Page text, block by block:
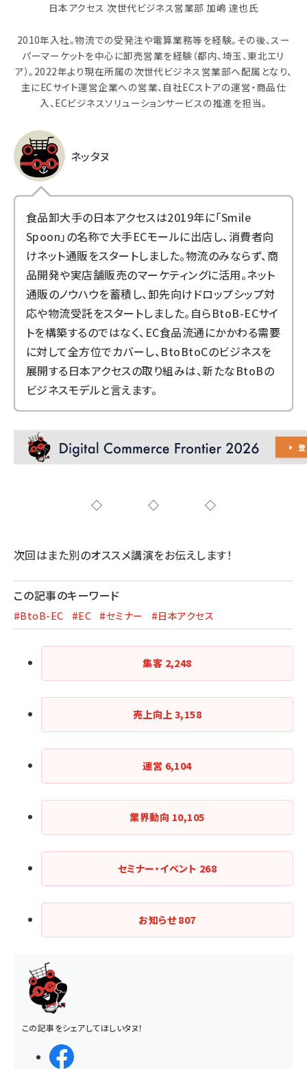
日本アクセス 次世代ビジネス営業部 加嶋 達也氏
2010年入社。物流での受発注や電算業務等を経験。その後、スー
パーマーケットを中心に卸売営業を経験（都内、埼玉、東北エリ
ア）。2022年より現在所属の次世代ビジネス営業部へ配属となり、
主にECサイト運営企業への営業、自社ECストアの運営・商品仕
入、ECビジネスソリューションサービスの推進を担当。
ネッタヌ
食品卸大手の日本アクセスは2019年に「Smile
Spoon」の名称で大手ECモールに出店し、消費者向
けネット通販をスタートしました。物流のみならず、商
品開発や実店舗販売のマーケティングに活用。ネット
通販のノウハウを蓄積し、卸先向けドロップシップ対
応や物流受託をスタートしました。自らBtoB-ECサイ
トを構築するのではなく、EC食品流通にかかわる需要
に対して全方位でカバーし、BtoBtoCのビジネスを
展開する日本アクセスの取り組みは、新たなBtoBの
ビジネスモデルと言えます。
◇◇◇
次回はまた別のオススメ講演をお伝えします！
この記事のキーワード
#BtoB-EC #EC #セミナー #日本アクセス
集客 2,248
売上向上 3,158
運営 6,104
業界動向 10,105
セミナー・イベント 268
お知らせ807
この記事をシェアしてほしいタヌ！